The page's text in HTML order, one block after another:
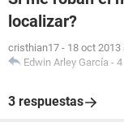
localizar?
cristhian17 - 18 oct 2013
Edwin Arley García -
3 respuestas